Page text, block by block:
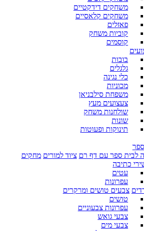
משחקים דידקטיים
משחקים קלאסיים
פאזלים
קוביות משחק
קוסמים
בובות
גלגלים
כלי נגינה
מכוניות
משפחת סילבניאן
צעצועים מעץ
שולחנות משחק
שונות
תינוקות ופעוטות
לבית ספר עם דף רם ציוד למורים מחקים
כתיבה
עטים
עפרונות
צבעים טושים ומרקרים
טושים
עפרונות צבעוניים
צבעי גואש
צבעי מים